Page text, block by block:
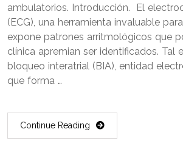
ambulatorios. Introducción. El
(ECG), una herramienta invaluable
expone patrones arritmológicos que
clínica apremian ser identificados. Tal
bloqueo interatrial (BIA), entidad
que forma …
Continue Reading